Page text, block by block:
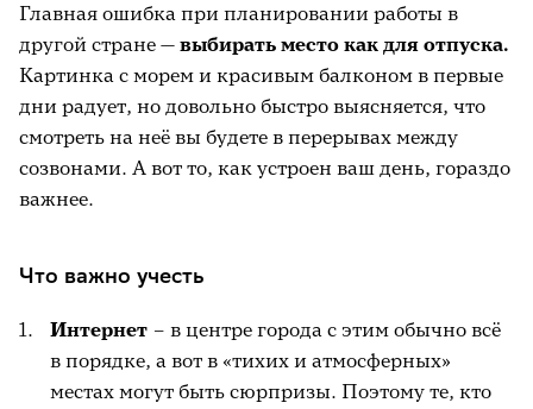
Главная ошибка при планировании работы в
другой стране — выбирать место как для отпуска.
Картинка с морем и красивым балконом в первые
дни радует, но довольно быстро выясняется, что
смотреть на неё вы будете в перерывах между
созвонами. А вот то, как устроен ваш день, гораздо
важнее.
Что важно учесть
Интернет – в центре города с этим обычно всё
в порядке, а вот в «тихих и атмосферных»
местах могут быть сюрпризы. Поэтому те, кто